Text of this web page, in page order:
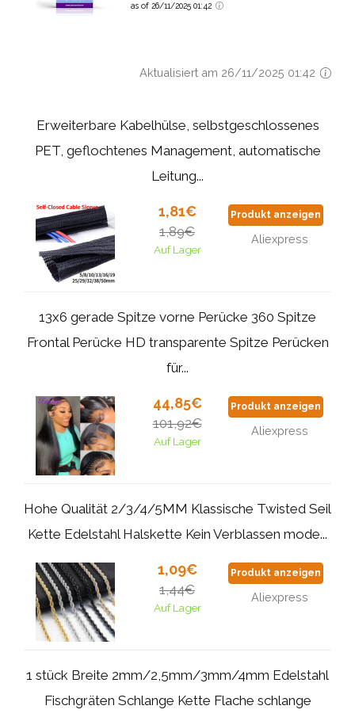
as of 26/11/2025 01:42
Aktualisiert am 26/11/2025 01:42
Erweiterbare Kabelhülse, selbstgeschlossenes
PET, geflochtenes Management, automatische
Leitung...
1,81€
1,89€
Auf Lager
Produkt anzeigen
Aliexpress
13x6 gerade Spitze vorne Perücke 360 Spitze
Frontal Perücke HD transparente Spitze Perücken
für...
44,85€
101,92€
Auf Lager
Produkt anzeigen
Aliexpress
Hohe Qualität 2/3/4/5MM Klassische Twisted Seil
Kette Edelstahl Halskette Kein Verblassen mode...
1,09€
1,44€
Auf Lager
Produkt anzeigen
Aliexpress
1 stück Breite 2mm/2,5mm/3mm/4mm Edelstahl
Fischgräten Schlange Kette Flache schlange